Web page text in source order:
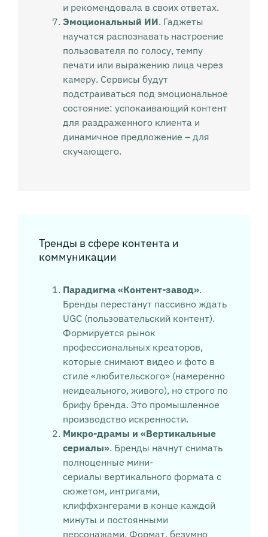
и рекомендовала в своих ответах.
Эмоциональный ИИ. Гаджеты
научатся распознавать настроение
пользователя по голосу, темпу
печати или выражению лица через
камеру. Сервисы будут
подстраиваться под эмоциональное
состояние: успокаивающий контент
для раздраженного клиента и
динамичное предложение – для
скучающего.
Тренды в сфере контента и
коммуникации
Парадигма «Контент-завод».
Бренды перестанут пассивно ждать
UGC (пользовательский контент).
Формируется рынок
профессиональных креаторов,
которые снимают видео и фото в
стиле «любительского» (намеренно
неидеального, живого), но строго по
брифу бренда. Это промышленное
производство искренности.
Микро-драмы и «Вертикальные
сериалы». Бренды начнут снимать
полноценные мини-
сериалы вертикального формата с
сюжетом, интригами,
клиффхэнгерами в конце каждой
минуты и постоянными
персонажами. Формат, безумно